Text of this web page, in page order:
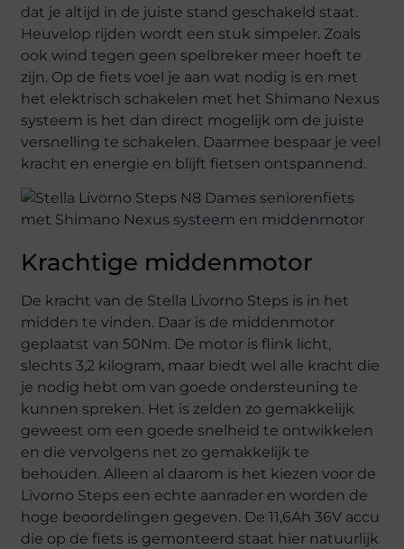
dat je altijd in de juiste stand geschakeld staat.
Heuvelop rijden wordt een stuk simpeler. Zoals
ook wind tegen geen spelbreker meer hoeft te
zijn. Op de fiets voel je aan wat nodig is en met
het elektrisch schakelen met het Shimano Nexus
systeem is het dan direct mogelijk om de juiste
versnelling te schakelen. Daarmee bespaar je veel
kracht en energie en blijft fietsen ontspannend.
Krachtige middenmotor
De kracht van de Stella Livorno Steps is in het
midden te vinden. Daar is de middenmotor
geplaatst van 50Nm. De motor is flink licht,
slechts 3,2 kilogram, maar biedt wel alle kracht die
je nodig hebt om van goede ondersteuning te
kunnen spreken. Het is zelden zo gemakkelijk
geweest om een goede snelheid te ontwikkelen
en die vervolgens net zo gemakkelijk te
behouden. Alleen al daarom is het kiezen voor de
Livorno Steps een echte aanrader en worden de
hoge beoordelingen gegeven. De 11,6Ah 36V accu
die op de fiets is gemonteerd staat hier natuurlijk